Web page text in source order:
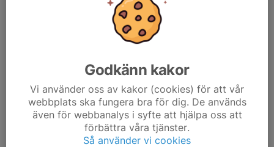
Godkänn kakor
Vi använder oss av kakor (cookies) för att vår
webbplats ska fungera bra för dig. De används
även för webbanalys i syfte att hjälpa oss att
förbättra våra tjänster.
Så använder vi cookies